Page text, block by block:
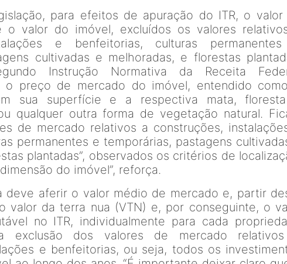
para efeitos de apuração do ITR, o valor
o valor do imóvel, excluídos os valores
e benfeitorias, culturas
cultivadas e melhoradas, e florestas
Instrução Normativa da Receita
o preço de mercado do imóvel, entendido
sua superfície e a respectiva mata,
qualquer outra forma de vegetação natural.
de mercado relativos a construções,
permanentes e temporárias, pastagens
plantadas”, observados os critérios de
do imóvel”, reforça.
deve aferir o valor médio de mercado e, partir
valor da terra nua (VTN) e, por conseguinte, o
no ITR, individualmente para cada
exclusão dos valores de mercado
e benfeitorias, ou seja, todos os